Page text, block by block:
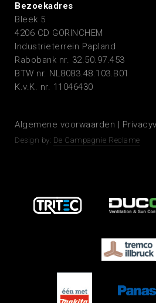
Bezoekadres
Bleek 5
4206 CD GORINCHEM
Industrieterrein Papland
Rabobank nr. 32.50.97.453
BTW nr. NL8083.48.103.B01
K.v.K. nr. 11046430
Algemene voorwaarden |
Design by: De Campagnie Reclame